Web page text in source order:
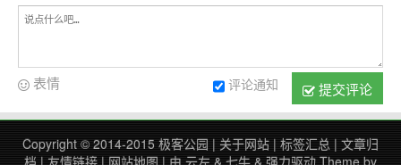
….CAF4
提交评论
评论通知
表情
Copyright © 2014-2015 极客公园 | 关于网站 | 标签汇总 | 文章归
档 | 友情链接 | 网站地图 | 由 云左 & 七牛 & 强力驱动 Theme by